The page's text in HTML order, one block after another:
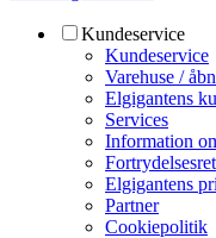
Kundeservice
Kundeservice
Varehuse /
Elgigantens
Services
Information
Fortrydelsesret
Elgigantens
Partner
Cookiepolitik